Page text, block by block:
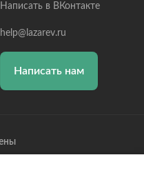
Написать в ВКонтакте
help@lazarev.ru
Написать нам